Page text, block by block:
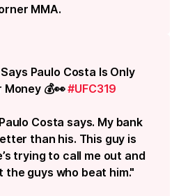
MMA.
Paulo Costa Is Only
Money 💰👀#UFC319
Costa says. My bank
than his. This guy is
trying to call me out and
the guys who beat him."